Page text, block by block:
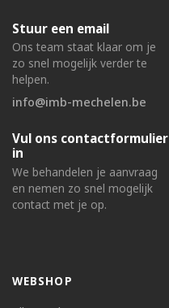
Stuur een email
Ons team staat klaar om je
zo snel mogelijk verder te
helpen.
info@imb-mechelen.be
Vul ons contactformulier
in
We behandelen je aanvraag
en nemen zo snel mogelijk
contact met je op.
WEBSHOP